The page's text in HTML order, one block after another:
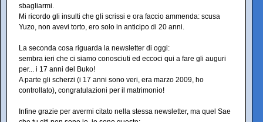
sbagliarmi.
Mi ricordo gli insulti che gli scrissi e ora faccio ammenda: scusa
Yuzo, non avevi torto, ero solo in anticipo di 20 anni.
La seconda cosa riguarda la newsletter di oggi:
sembra ieri che ci siamo conosciuti ed eccoci qui a fare gli auguri
per... i 17 anni del Buko!
A parte gli scherzi (i 17 anni sono veri, era marzo 2009, ho
controllato), congratulazioni per il matrimonio!
Infine grazie per avermi citato nella stessa newsletter, ma quel Sae